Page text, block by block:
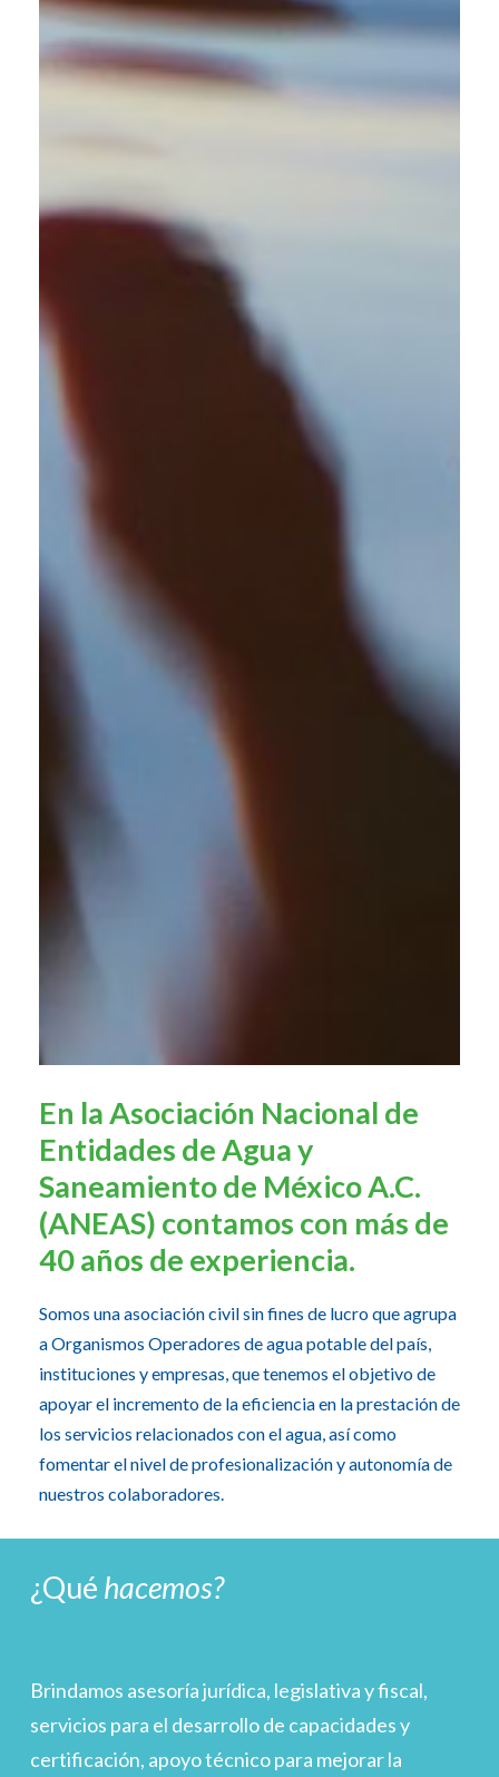
En la Asociación Nacional de
Entidades de Agua y
Saneamiento de México A.C.
(ANEAS) contamos con más de
40 años de experiencia.
Somos una asociación civil sin fines de lucro que agrupa
a Organismos Operadores de agua potable del país,
instituciones y empresas, que tenemos el objetivo de
apoyar el incremento de la eficiencia en la prestación de
los servicios relacionados con el agua, así como
fomentar el nivel de profesionalización y autonomía de
nuestros colaboradores.
¿Qué hacemos?
Brindamos asesoría jurídica, legislativa y fiscal,
servicios para el desarrollo de capacidades y
certificación, apoyo técnico para mejorar la